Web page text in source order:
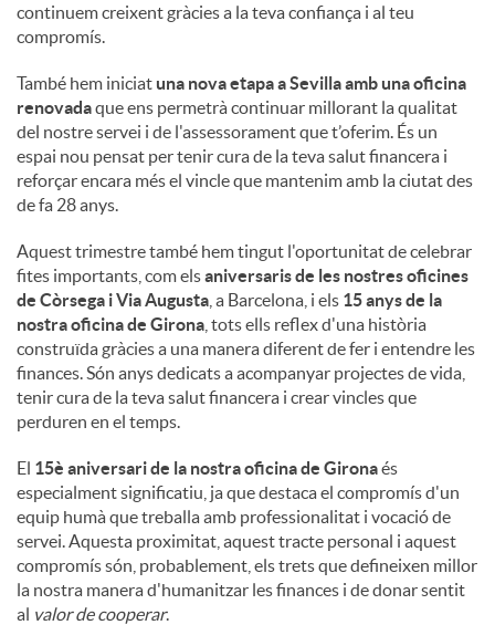
continuem creixent gràcies a la teva confiança i al teu
compromís.
També hem iniciat una nova etapa a Sevilla amb una oficina
renovadaque ens permetrà continuar millorant la qualitat
del nostre servei i de l'assessorament que t’oferim. És un
espai nou pensat per tenir cura de la teva salut financera i
reforçar encara més el vincle que mantenim amb la ciutat des
de fa 28 anys.
Aquest trimestre també hem tingut l'oportunitat de celebrar
fites importants, com elsaniversaris de les nostres oficines
de Còrsega i Via Augusta , a Barcelona, ​​i els 15 anys de la
nostra oficina de Girona , tots ells reflex d'una història
construïda gràcies a una manera diferent de fer i entendre les
finances. Són anys dedicats a acompanyar projectes de vida,
tenir cura de la teva salut financera i crear vincles que
perduren en el temps.
El 15è aniversari de la nostra oficina de Gironaés
especialment significatiu, ja que destaca el compromís d'un
equip humà que treballa amb professionalitat i vocació de
servei. Aquesta proximitat, aquest tracte personal i aquest
compromís són, probablement, els trets que defineixen millor
la nostra manera d'humanitzar les finances i de donar sentit
al valor de cooperar.